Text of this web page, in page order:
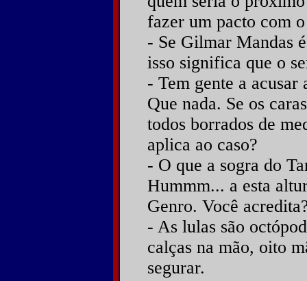
fazer um pacto com
- Se Gilmar Mandas
isso significa que o
- Tem gente a
Que nada. Se os
todos borrados de
aplica ao caso?
- O que a sogra do
Hummm... a esta
Genro. Você
- As lulas são
calças na mão, oito
segurar.